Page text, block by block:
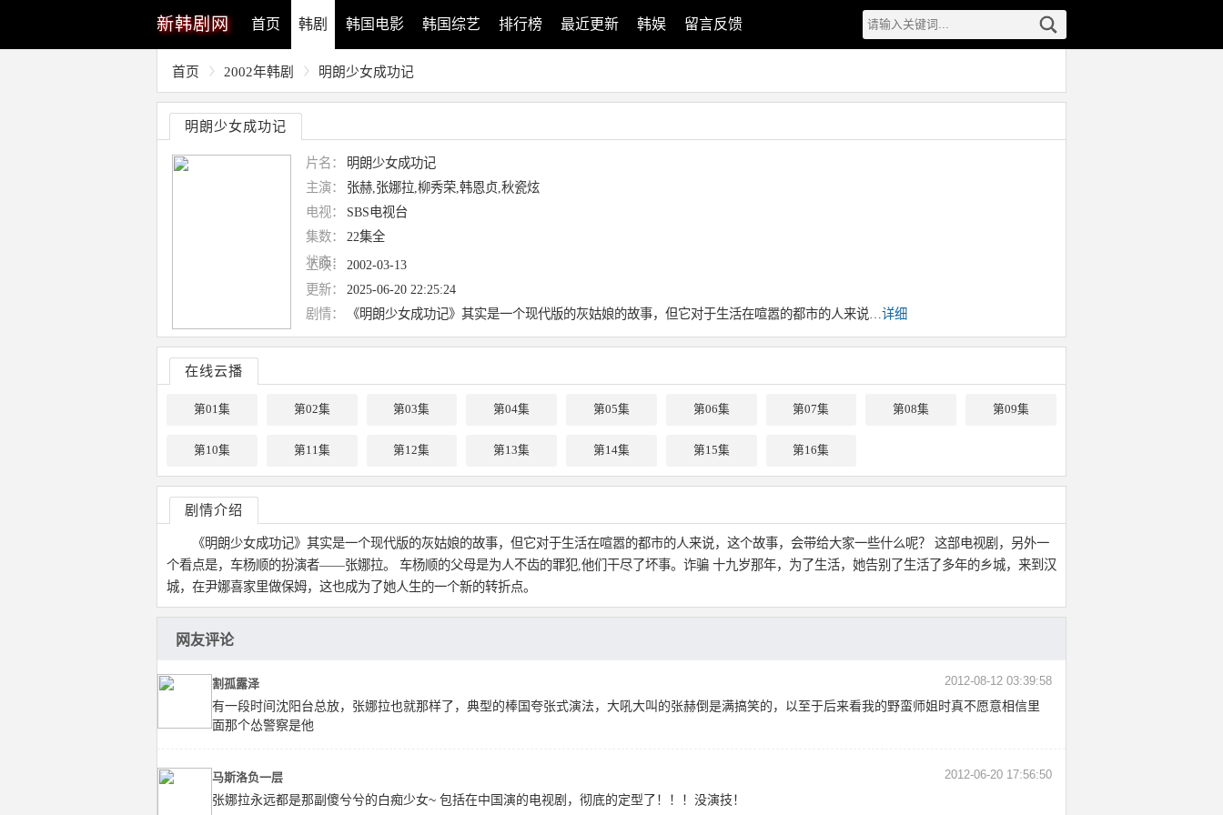
新韩剧网 首页 韩剧 韩国电影 韩国综艺 排行榜 最近更新 韩娱 留言反馈
首页 2002年韩剧 明朗少女成功记
明朗少女成功记
片名：
明朗少女成功记
主演：
张赫,张娜拉,柳秀荣,韩恩贞,秋瓷炫
电视：
SBS电视台
集数：
22集全
状态：
上映：
2002-03-13
更新：
2025-06-20 22:25:24
剧情：
《明朗少女成功记》其实是一个现代版的灰姑娘的故事，但它对于生活在喧嚣的都市的人来说… 详细
在线云播
第01集 第02集 第03集 第04集 第05集 第06集 第07集 第08集 第09集
第10集 第11集 第12集 第13集 第14集 第15集 第16集
剧情介绍
《明朗少女成功记》其实是一个现代版的灰姑娘的故事，但它对于生活在喧嚣的都市的人来说，这个故事，会带给大家一些什么呢？ 这部电视剧，另外一
个看点是，车杨顺的扮演者——张娜拉。 车杨顺的父母是为人不齿的罪犯,他们干尽了坏事。诈骗 十九岁那年，为了生活，她告别了生活了多年的乡城，来到汉
城，在尹娜喜家里做保姆，这也成为了她人生的一个新的转折点。
网友评论
割孤露泽 2012-08-12 03:39:58
有一段时间沈阳台总放，张娜拉也就那样了，典型的棒国夸张式演法，大吼大叫的张赫倒是满搞笑的，以至于后来看我的野蛮师姐时真不愿意相信里
面那个怂警察是他
马斯洛负一层 2012-06-20 17:56:50
张娜拉永远都是那副傻兮兮的白痴少女~ 包括在中国演的电视剧，彻底的定型了！！！没演技！